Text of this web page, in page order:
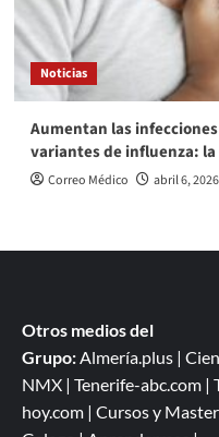
Noticias
Aumentan las
variantes de influenza: la
Correo Médico abril 6, 2026
Otros medios del
Grupo:Almería.plus |
NMX | Tenerife-abc.com |
hoy.com | Cursos y